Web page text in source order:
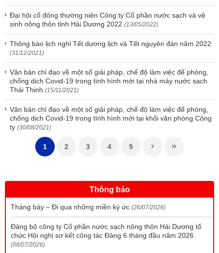
Đại hội cổ đông thường niên Công ty Cổ phần nước sạch và vệ
sinh nông thôn tỉnh Hải Dương 2022 (13/05/2022)
Thông báo lịch nghỉ Tết dương lịch và Tết nguyên đán năm 2022
(31/12/2021)
Văn bản chỉ đạo về một số giải pháp, chế độ làm việc để phòng,
chống dịch Covid-19 trong tình hình mới tại nhà máy nước sạch
Thái Thịnh (15/11/2021)
Văn bản chỉ đạo về một số giải pháp, chế độ làm việc để phòng,
chống dịch Covid-19 trong tình hình mới tại khối văn phòng Công
ty (30/08/2021)
1 2 3 4 5
Thông báo
Tháng bảy – Đi qua những miền ký ức (26/07/2026)
Đảng bộ công ty Cổ phần nước sạch nông thôn Hải Dương tổ
chức Hội nghị sơ kết công tác Đảng 6 tháng đầu năm 2026
(08/07/2026)